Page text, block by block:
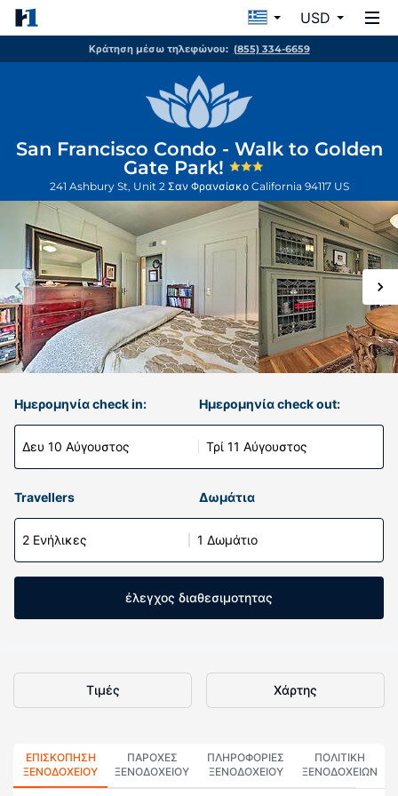
USD
Κράτηση μέσω τηλεφώνου: (855) 334-6659
San Francisco Condo - Walk to Golden
Gate Park!
241 Ashbury St, Unit 2 Σαν Φρανσίσκο California 94117 US
Ημερομηνία check in:
Δευ 10 Αύγουστος
Ημερομηνία check out:
Τρί 11 Αύγουστος
Travellers Δωμάτια
2 Ενήλικες 1 Δωμάτιο
έλεγχος διαθεσιμοτητας
Τιμές Χάρτης
ΕΠΙΣΚΌΠΗΣΗ
ΞΕΝΟΔΟΧΕΊΟΥ
ΠΑΡΟΧΕΣ
ΞΕΝΟΔΟΧΕΙΟΥ
ΠΛΗΡΟΦΟΡΊΕΣ
ΞΕΝΟΔΟΧΕΊΟΥ
ΠΟΛΙΤΙΚΗ
ΞΕΝΟΔΟΧΕΊΩΝ